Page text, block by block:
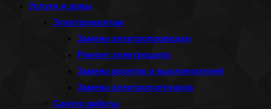
Услуги и цены
Электромонтаж
Замена электропроводки
Ремонт электрощита
Замена розеток и выключателей
Замена электросчетчиков
Сантех работы